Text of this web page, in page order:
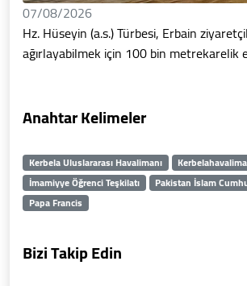
07/08/2026
Hz. Hüseyin (a.s.) Türbesi, Erbain
ağırlayabilmek için 100 bin
Anahtar Kelimeler
Kerbela Uluslararası Havalimanı
İmamiyye Öğrenci Teşkilatı
Pakistan İslam
Papa Francis
Bizi Takip Edin